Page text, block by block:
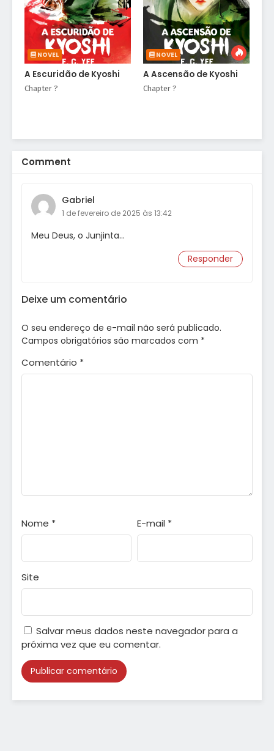
NOVEL
A Escuridão de Kyoshi
Chapter ?
NOVEL
A Ascensão de Kyoshi
Chapter ?
Comment
Gabriel
1 de fevereiro de 2025 às 13:42
Meu Deus, o Junjinta…
Responder
Deixe um comentário
O seu endereço de e-mail não será publicado.
Campos obrigatórios são marcados com *
Comentário *
Nome * E-mail *
Site
Salvar meus dados neste navegador para a
próxima vez que eu comentar.
Alternative: